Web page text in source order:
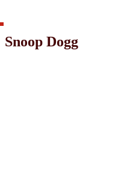
Snoop Dogg